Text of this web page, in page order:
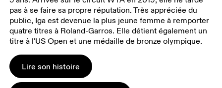
pas à se faire sa propre réputation. Très appréciée du
public, Iga est devenue la plus jeune femme à remporter
quatre titres à Roland-Garros. Elle détient également un
titre à l'US Open et une médaille de bronze olympique.
Lire son histoire